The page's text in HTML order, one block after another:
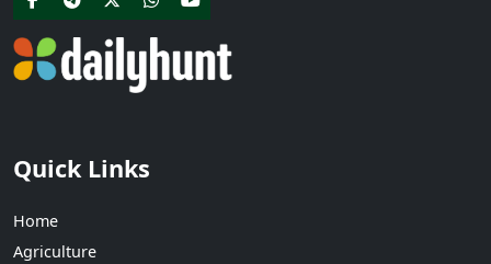
Quick Links
Home
Agriculture